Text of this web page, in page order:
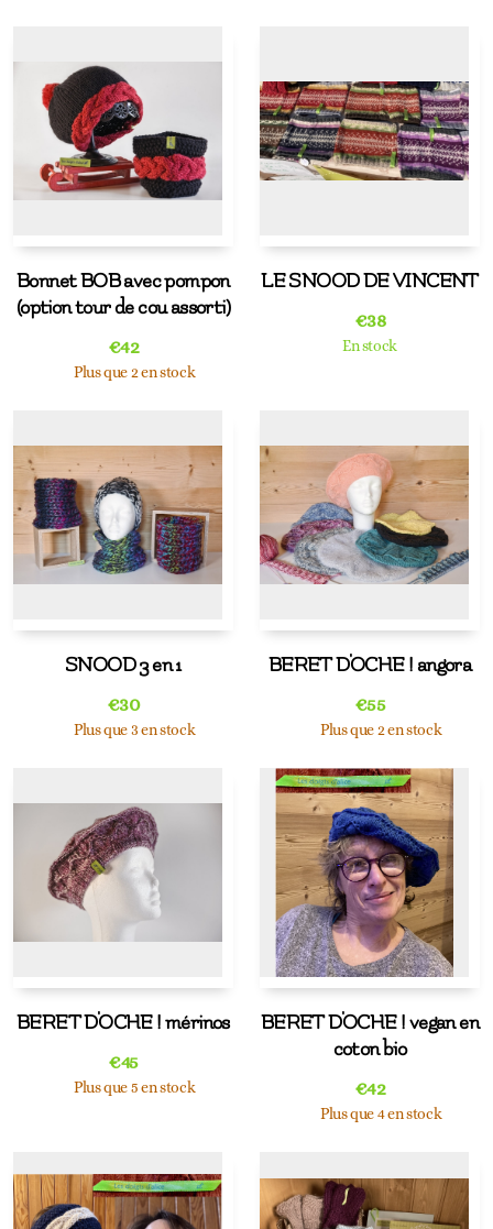
Bonnet BOB avec pompon
(option tour de cou assorti)
€42
Plus que 2 en stock
LE SNOOD DE VINCENT
€38
En stock
SNOOD 3 en 1
€30
Plus que 3 en stock
BERET D'OCHE ! angora
€55
Plus que 2 en stock
BERET D'OCHE ! mérinos
€45
Plus que 5 en stock
BERET D'OCHE ! vegan en
coton bio
€42
Plus que 4 en stock